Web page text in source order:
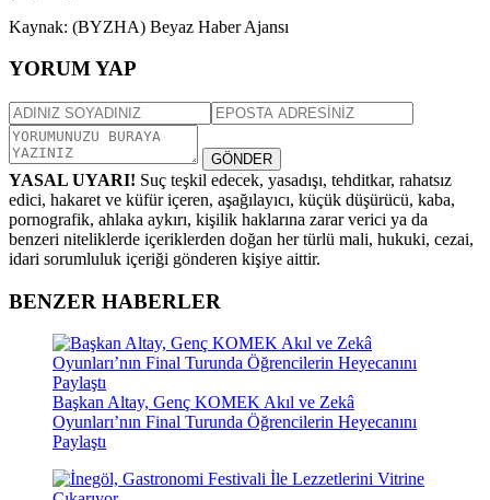
Kaynak: (BYZHA) Beyaz Haber Ajansı
YORUM YAP
GÖNDER
YASAL UYARI! Suç teşkil edecek, yasadışı, tehditkar, rahatsız
edici, hakaret ve küfür içeren, aşağılayıcı, küçük düşürücü, kaba,
pornografik, ahlaka aykırı, kişilik haklarına zarar verici ya da
benzeri niteliklerde içeriklerden doğan her türlü mali, hukuki, cezai,
idari sorumluluk içeriği gönderen kişiye aittir.
BENZER HABERLER
Başkan Altay, Genç KOMEK Akıl ve Zekâ
Oyunları’nın Final Turunda Öğrencilerin Heyecanını
Paylaştı